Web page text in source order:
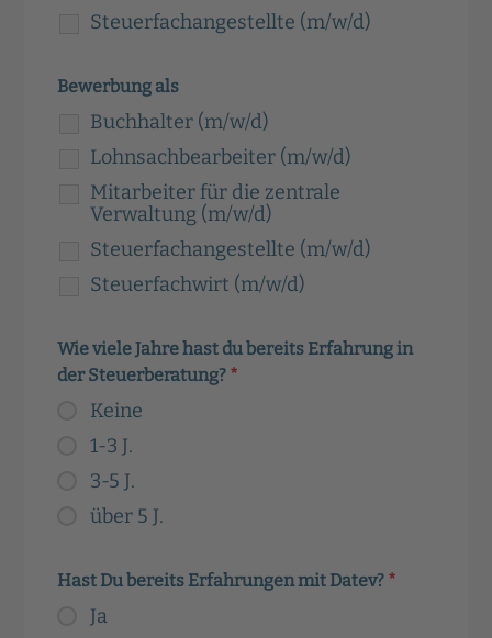
Steuerfachangestellte (m/w/d)
Bewerbung als
Buchhalter (m/w/d)
Lohnsachbearbeiter (m/w/d)
Mitarbeiter für die zentrale
Verwaltung (m/w/d)
Steuerfachangestellte (m/w/d)
Steuerfachwirt (m/w/d)
Wie viele Jahre hast du bereits Erfahrung in
der Steuerberatung? *
Keine
1-3 J.
3-5 J.
über 5 J.
Hast Du bereits Erfahrungen mit Datev? *
Ja